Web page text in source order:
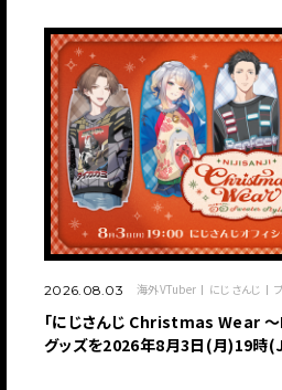
2026.08.03 海外VTuber にじさんじ
「にじさんじ Christmas Wear
グッズを2026年8月3日(月)19時